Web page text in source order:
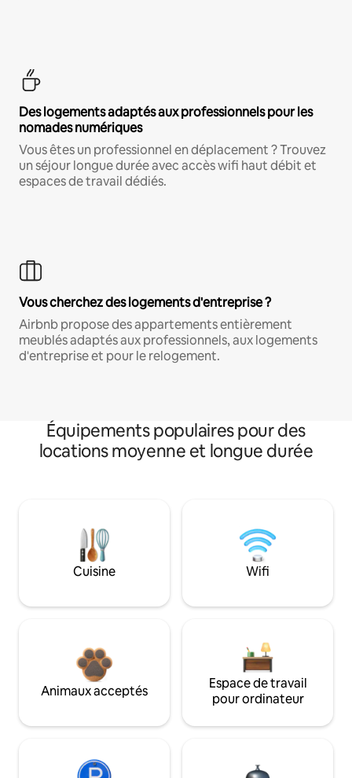
Des logements adaptés aux professionnels pour les
nomades numériques
Vous êtes un professionnel en déplacement ? Trouvez
un séjour longue durée avec accès wifi haut débit et
espaces de travail dédiés.
Vous cherchez des logements d'entreprise ?
Airbnb propose des appartements entièrement
meublés adaptés aux professionnels, aux logements
d'entreprise et pour le relogement.
Équipements populaires pour des
locations moyenne et longue durée
Cuisine Wifi
Animaux acceptés
Espace de travail
pour ordinateur